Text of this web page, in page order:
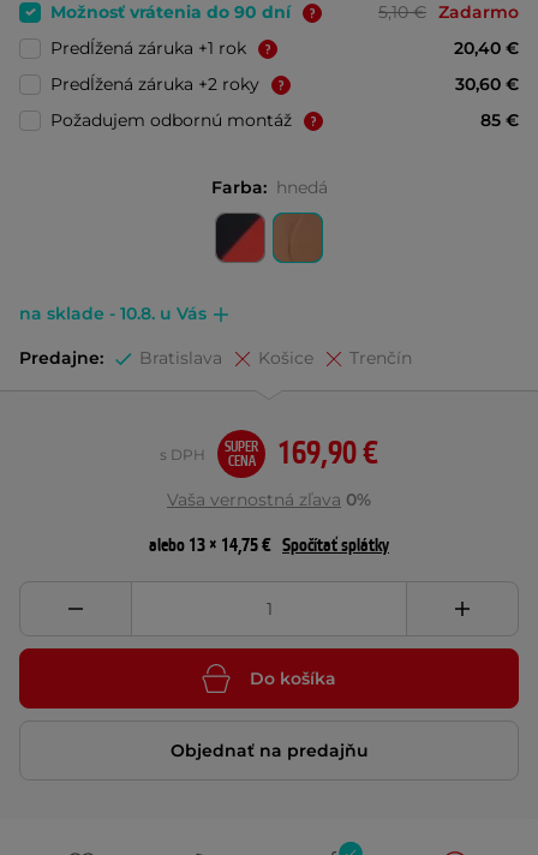
Možnosť vrátenia do 90 dní 5,10 € Zadarmo
Predĺžená záruka +1 rok
20,40 €
Predĺžená záruka +2 roky
30,60 €
Požadujem odbornú montáž
85 €
Farba: hnedá
na sklade - 10.8. u Vás
Predajne: Bratislava Košice Trenčín
169,90 €
s DPH
SUPER
CENA
Vaša vernostná zľava 0%
alebo 13 × 14,75 € Spočítať splátky
Do košíka
Objednať na predajňu